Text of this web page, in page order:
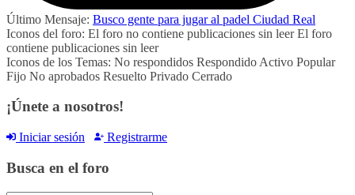
Último Mensaje: Busco gente para jugar al padel Ciudad Real
Iconos del foro: El foro no contiene publicaciones sin leer El foro
contiene publicaciones sin leer
Iconos de los Temas: No respondidos Respondido Activo Popular
Fijo No aprobados Resuelto Privado Cerrado
¡Únete a nosotros!
Iniciar sesión Registrarme
Busca en el foro